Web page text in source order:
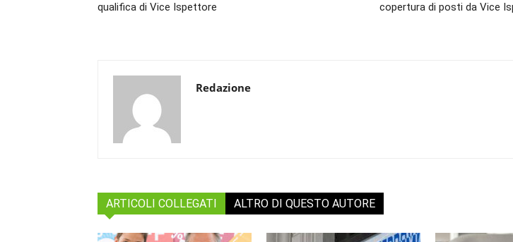
qualifica di Vice Ispettore
copertura di posti da Vice
Redazione
ARTICOLI COLLEGATI ALTRO DI QUESTO AUTORE